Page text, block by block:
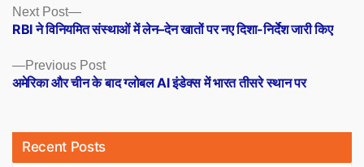
Posts
navigation
Previous PostPrevious
post:
अमेरिका और चीन के बाद ग्लोबल AI इंडेक्स में भारत तीसरे स्थान पर
Next Post
Next
post:
RBI ने विनियमित संस्थाओं में लेन–देन खातों पर नए दिशा-निर्देश जारी किए
Recent Posts